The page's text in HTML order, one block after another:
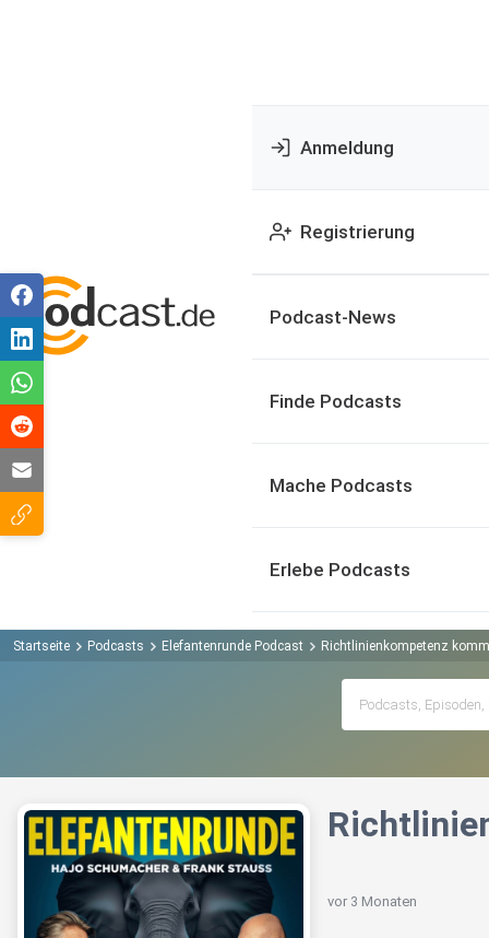
Anmeldung
Registrierung
Podcast-News
Finde Podcasts
Mache Podcasts
Erlebe Podcasts
Startseite Podcasts Elefantenrunde Podcast Richtlinienkompetenz
vor 3 Monaten